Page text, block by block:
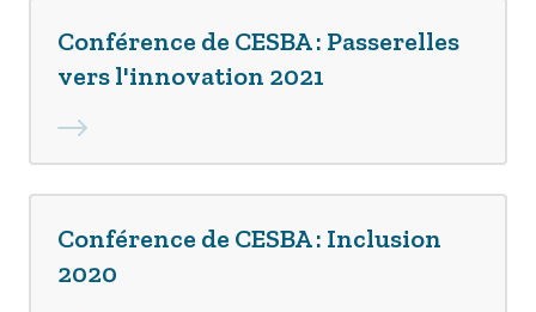
Conférence de CESBA : Passerelles
vers l'innovation 2021
Conférence de CESBA : Inclusion
2020